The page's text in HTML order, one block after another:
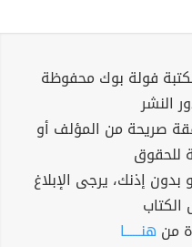
فولة بوك محفوظة
النشر
صريحة من المؤلف أو
للحقوق
إذنك، يرجى الإبلاغ
من هنــــــا